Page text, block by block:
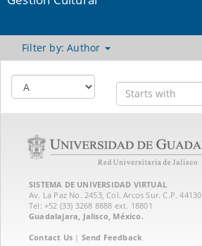
Filter by: Author
SISTEMA DE UNIVERSIDAD VIRTUAL
Av. La Paz No. 2453, Col. Arcos Sur. C.P. 44130
Tel: +52 (33) 3268 8888‏ ext. 18801
Guadalajara, Jalisco, México.
Contact Us | Send Feedback